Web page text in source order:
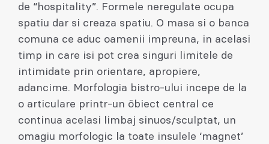
de “hospitality”. Formele neregulate ocupa
spatiu dar si creaza spatiu. O masa si o banca
comuna ce aduc oamenii impreuna, in acelasi
timp in care isi pot crea singuri limitele de
intimidate prin orientare, apropiere,
adancime. Morfologia bistro-ului incepe de la
o articulare printr-un öbiect central ce
continua acelasi limbaj sinuos/sculptat, un
omagiu morfologic la toate insulele ‘magnet’